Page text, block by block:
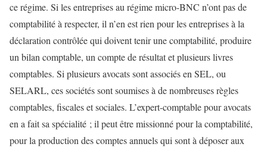
ce régime. Si les entreprises au régime micro-BNC n’ont pas de
comptabilité à respecter, il n’en est rien pour les entreprises à la
déclaration contrôlée qui doivent tenir une comptabilité, produire
un bilan comptable, un compte de résultat et plusieurs livres
comptables. Si plusieurs avocats sont associés en SEL, ou
SELARL, ces sociétés sont soumises à de nombreuses règles
comptables, fiscales et sociales. L’expert-comptable pour avocats
en a fait sa spécialité ; il peut être missionné pour la comptabilité,
pour la production des comptes annuels qui sont à déposer aux